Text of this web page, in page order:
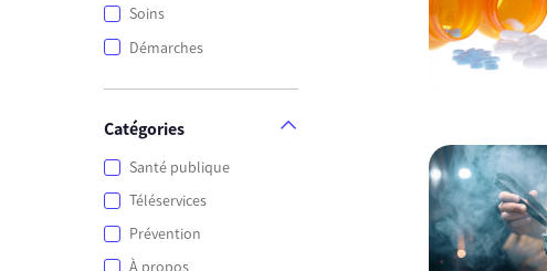
Soins
Démarches
Catégories
Santé publique
Téléservices
Prévention